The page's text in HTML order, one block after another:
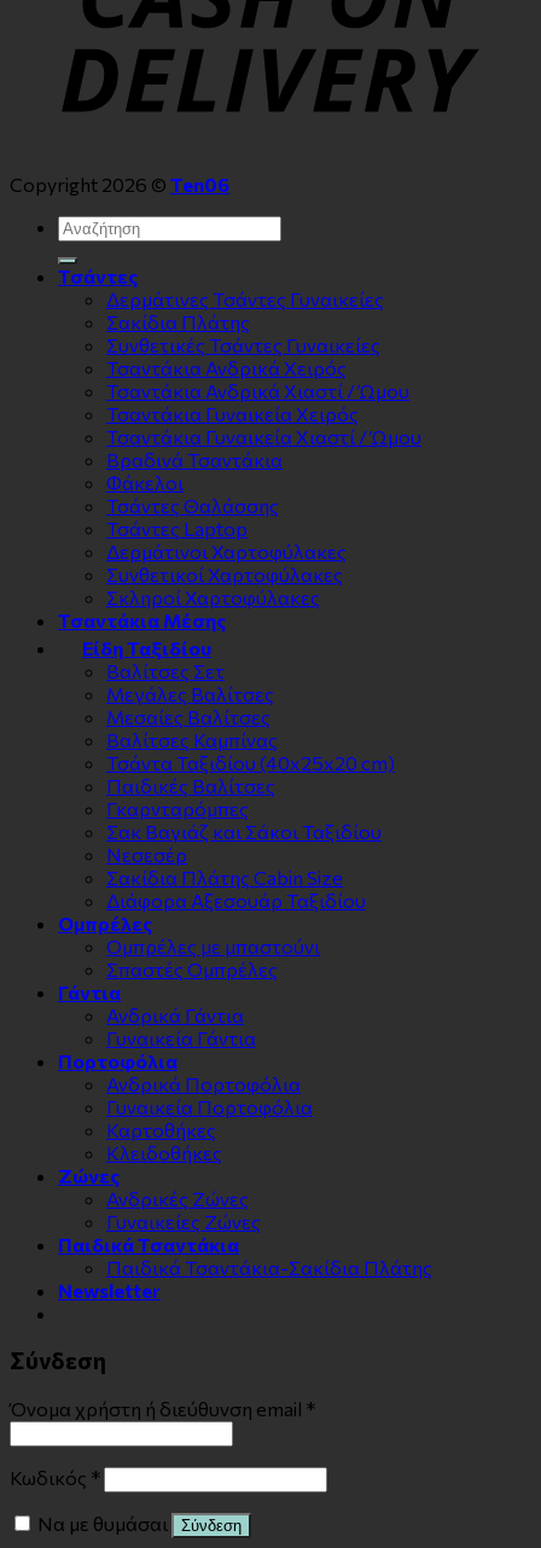
Copyright 2026 © Ten06
Αναζήτηση
για:
Τσάντες
Δερμάτινες Τσάντες Γυναικείες
Σακίδια Πλάτης
Συνθετικές Τσάντες Γυναικείες
Τσαντάκια Ανδρικά Χειρός
Τσαντάκια Ανδρικά Χιαστί / Ώμου
Τσαντάκια Γυναικεία Χειρός
Τσαντάκια Γυναικεία Χιαστί / Ώμου
Βραδινά Τσαντάκια
Φάκελοι
Τσάντες Θαλάσσης
Τσάντες Laptop
Δερμάτινοι Χαρτοφύλακες
Συνθετικοί Χαρτοφύλακες
Σκληροί Χαρτοφύλακες
Τσαντάκια Μέσης
Είδη Ταξιδίου
Βαλίτσες Σετ
Μεγάλες Βαλίτσες
Μεσαίες Βαλίτσες
Βαλίτσες Καμπίνας
Τσάντα Ταξιδίου (40x25x20 cm)
Παιδικές Βαλίτσες
Γκαρνταρόμπες
Σακ Βαγιάζ και Σάκοι Ταξιδίου
Νεσεσέρ
Σακίδια Πλάτης Cabin Size
Διάφορα Αξεσουάρ Ταξιδίου
Ομπρέλες
Ομπρέλες με μπαστούνι
Σπαστές Ομπρέλες
Γάντια
Ανδρικά Γάντια
Γυναικεία Γάντια
Πορτοφόλια
Ανδρικά Πορτοφόλια
Γυναικεία Πορτοφόλια
Καρτοθήκες
Κλειδοθήκες
Zώνες
Ανδρικές Ζώνες
Γυναικείες Ζώνες
Παιδικά Τσαντάκια
Παιδικά Τσαντάκια-Σακίδια Πλάτης
Newsletter
Σύνδεση
Όνομα χρήστη ή διεύθυνση email *
Κωδικός *
Να με θυμάσαι
Σύνδεση